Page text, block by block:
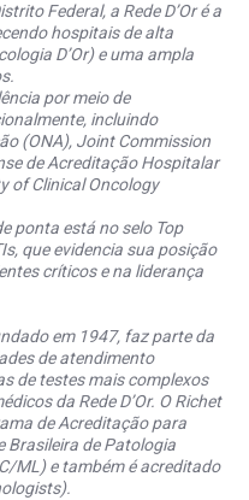
Federal, a Rede D’Or é a
hospitais de alta
D’Or) e uma ampla
por meio de
incluindo
(ONA), Joint Commission
de Acreditação Hospitalar
of Clinical Oncology
ponta está no selo Top
que evidencia sua posição
críticos e na liderança
em 1947, faz parte da
de atendimento
de testes mais complexos
da Rede D’Or. O Richet
de Acreditação para
Brasileira de Patologia
ML) e também é acreditado